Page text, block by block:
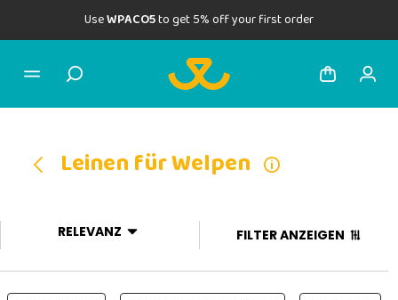
UseWPACO5to get 5% off your first order
Leinen für Welpen
RELEVANZ FILTER ANZEIGEN